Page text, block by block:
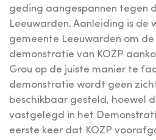
geding aangespannen tegen
Leeuwarden. Aanleiding is de
gemeente Leeuwarden om
demonstratie van KOZP
Grou op de juiste manier te
demonstratie wordt geen
beschikbaar gesteld, hoewel
vastgelegd in het
eerste keer dat KOZP